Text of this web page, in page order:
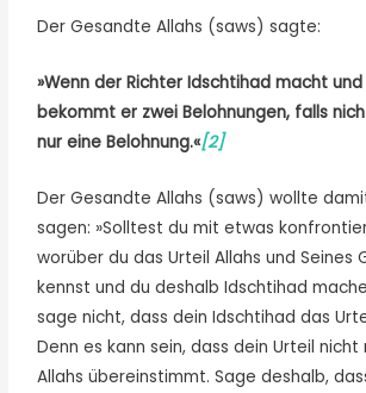
Der Gesandte Allahs (saws) sagte:
»Wenn der Richter Idschtihad macht
bekommt er zwei Belohnungen, falls
nur eine Belohnung.«[2]
Der Gesandte Allahs (saws) wollte
sagen: »Solltest du mit etwas
worüber du das Urteil Allahs und Seines
kennst und du deshalb Idschtihad
sage nicht, dass dein Idschtihad das
Denn es kann sein, dass dein Urteil
Allahs übereinstimmt. Sage deshalb,